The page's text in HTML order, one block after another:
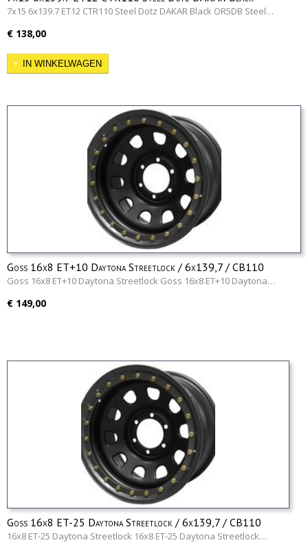
OR5DB
7x15 6x139.7 ET12 CTR110 Steel Dotz DAKAR Black OR5DB Steel…
€ 138,00
IN WINKELWAGEN
Goss 16x8 ET+10 Daytona Streetlock / 6x139,7 / CB110
Goss 16x8 ET+10 Daytona Streetlock Goss 16x8 ET+10 Daytona…
€ 149,00
Goss 16x8 ET-25 Daytona Streetlock / 6x139,7 / CB110
16x8 ET-25 Daytona Streetlock 16x8 ET-25 Daytona Streetlock…